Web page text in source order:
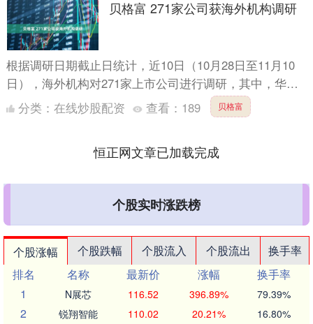
贝格富 271家公司获海外机构调研
根据调研日期截止日统计，近10日（10月28日至11月10
日），海外机构对271家上市公司进行调研，其中，华明
装备最受关注，被80家海外机构密集调研。 证券时报....
分类： 在线炒股配资 查看： 189 贝格富
恒正网文章已加载完成
个股实时涨跌榜
个股涨幅 个股跌幅 个股流入 个股流出
换手率
排名
名称 最新价 涨幅
换手率
1
N展芯 116.52 396.89% 79.39%
2 锐翔智能 110.02 20.21% 16.80%